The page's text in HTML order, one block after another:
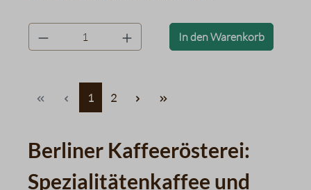
product.quantityLabel In den Warenkorb
Seite
1 Seite
2
Berliner Kaffeerösterei:
Spezialitätenkaffee und